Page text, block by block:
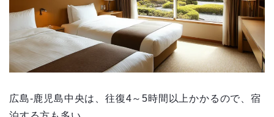
広島-鹿児島中央は、往復4～5時間以上かかるので、宿